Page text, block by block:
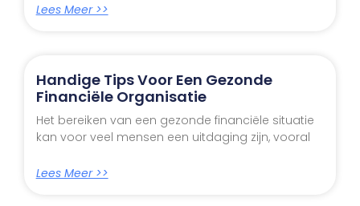
Lees Meer >>
Handige Tips Voor Een Gezonde
Financiële Organisatie
Het bereiken van een gezonde financiële situatie
kan voor veel mensen een uitdaging zijn, vooral
Lees Meer >>